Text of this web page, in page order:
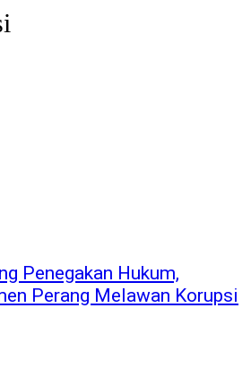
Penegakan Hukum,
Perang Melawan Korupsi